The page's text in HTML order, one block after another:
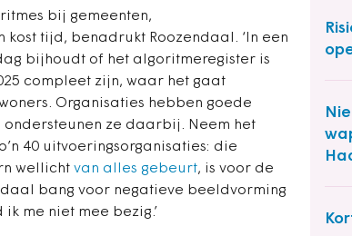
bij gemeenten,
tijd, benadrukt Roozendaal. ‘In een
bijhoudt of het algoritmeregister is
compleet zijn, waar het gaat
Organisaties hebben goede
ze daarbij. Neem het
40 uitvoeringsorganisaties: die
wellicht van alles gebeurt, is voor de
bang voor negatieve beeldvorming
me niet mee bezig.’